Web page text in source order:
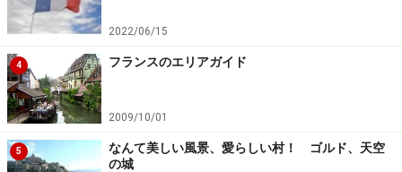
＜DATA＞
■Naegel
所在地：9 rue des Orfevres 67000
Strasbourg（
営業時間：8:30～18:30
定休日：日・月曜
2022/06/15
4 フランスのエリアガイド
2009/10/01
5
なんて美しい風景、愛らしい村！ ゴルド、天空
の城